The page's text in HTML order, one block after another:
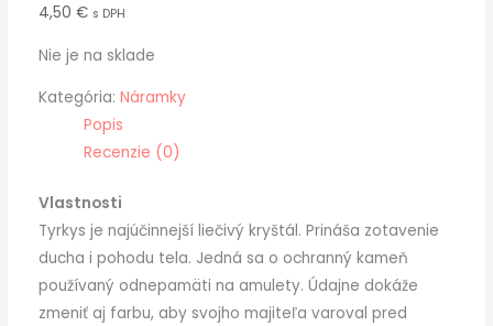
4,50 € s DPH
Nie je na sklade
Kategória: Náramky
Popis
Recenzie (0)
Vlastnosti
Tyrkys je najúčinnejší liečivý kryštál. Prináša zotavenie
ducha i pohodu tela. Jedná sa o ochranný kameň
používaný odnepamäti na amulety. Údajne dokáže
zmeniť aj farbu, aby svojho majiteľa varoval pred